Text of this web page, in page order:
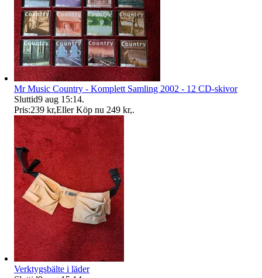
Mr Music Country - Komplett Samling 2002 - 12 CD-skivor
Sluttid9 aug 15:14.
Pris:239 kr,Eller Köp nu 249 kr,.
Verktygsbälte i läder